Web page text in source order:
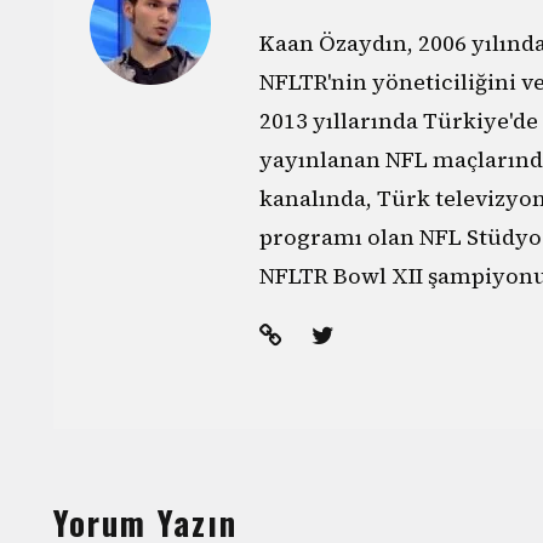
Kaan Özaydın, 2006
NFLTR'nin yöneticiliğini
2013 yıllarında
yayınlanan NFL
kanalında, Türk
programı olan NFL
NFLTR Bowl XII
Yorum Yazın